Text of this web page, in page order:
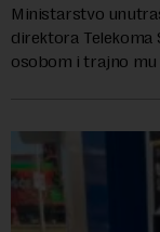
Ministarstvo
direktora Telekoma
osobom i trajno